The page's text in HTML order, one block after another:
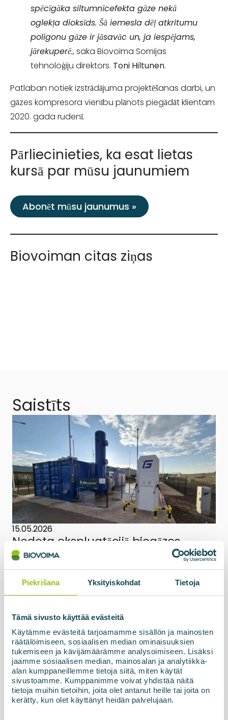
Piekrišana Yksityiskohdat Tietoja
Tämä sivusto käyttää evästeitä
Käytämme evästeitä tarjoamamme sisällön ja mainosten
räätälöimiseen, sosiaalisen median ominaisuuksien
tukemiseen ja kävijämäärämme analysoimiseen. Lisäksi
jaamme sosiaalisen median, mainosalan ja analytiikka-
alan kumppaneillemme tietoja siitä, miten käytät
sivustoamme. Kumppanimme voivat yhdistää näitä
tietoja muihin tietoihin, joita olet antanut heille tai joita on
kerätty, kun olet käyttänyt heidän palvelujaan.
spēcīgāka siltumnīcefekta gāze nekā
oglekļa dioksīds. Šā iemesla dēļ atkritumu
poligonu gāze ir jāsavāc un, ja iespējams,
jārekuperē., saka Biovoima Somijas
tehnoloģiju direktors. Toni Hiltunen.
Patlaban notiek izstrādājuma projektēšanas darbi, un
gāzes kompresora vienību plānots piegādāt klientam
2020. gada rudenī.
Pārliecinieties, ka esat lietas
kursā par mūsu jaunumiem
Abonēt mūsu jaunumus »
Biovoiman citas ziņas
Saistīts
15.05.2026
Nodota ekspluatācijā biogāzes
pārstrādes iekārta Latvijas SIA ZAAO
BIOupgrade biogāzes pārstrādes iekārta, kas
balstīta uz membrānu tehnoloģiju, kopā ar uzpildes
staciju un augstspiediena krātuvi ir oficiāli nodota
Lasiet vairāk par jaunumiem